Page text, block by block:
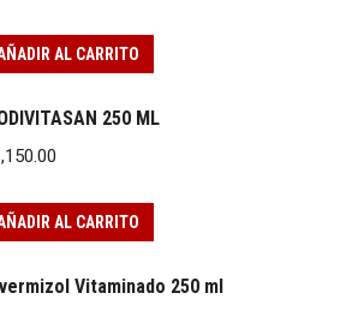
AL CARRITO
250 ML
AL CARRITO
Vitaminado 250 ml